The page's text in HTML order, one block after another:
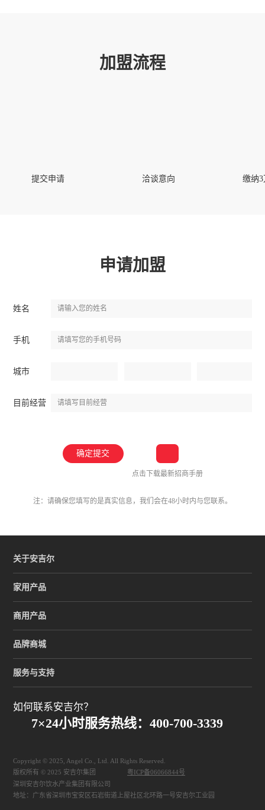
加盟流程
提交申请 洽谈意向 缴纳
申请加盟
姓名
手机
城市
目前经营
点击下载最新招商手册
注：请确保您填写的是真实信息，我们会在48小时内与您联系。
关于安吉尔
家用产品
商用产品
品牌商城
服务与支持
如何联系安吉尔？
7×24小时服务热线：400-700-3339
Copyright © 2025, Angel Co., Ltd. All Rights Reserved.
版权所有 © 2025 安吉尔集团
粤ICP备06066844号
深圳安吉尔饮水产业集团有限公司
地址：广东省深圳市宝安区石岩街道上屋社区北环路一号安吉尔工业园